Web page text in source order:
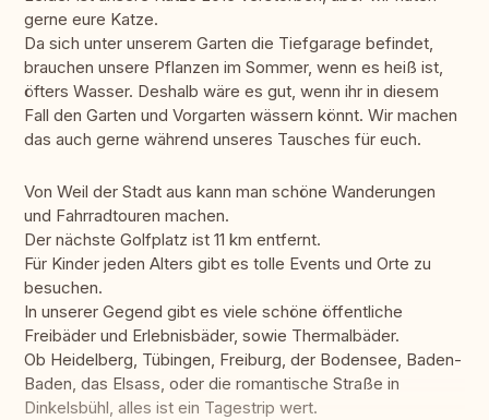
gerne eure Katze.
Da sich unter unserem Garten die Tiefgarage befindet,
brauchen unsere Pflanzen im Sommer, wenn es heiß ist,
öfters Wasser. Deshalb wäre es gut, wenn ihr in diesem
Fall den Garten und Vorgarten wässern könnt. Wir machen
das auch gerne während unseres Tausches für euch.
Von Weil der Stadt aus kann man schöne Wanderungen
und Fahrradtouren machen.
Der nächste Golfplatz ist 11 km entfernt.
Für Kinder jeden Alters gibt es tolle Events und Orte zu
besuchen.
In unserer Gegend gibt es viele schöne öffentliche
Freibäder und Erlebnisbäder, sowie Thermalbäder.
Ob Heidelberg, Tübingen, Freiburg, der Bodensee, Baden-
Baden, das Elsass, oder die romantische Straße in
Dinkelsbühl, alles ist ein Tagestrip wert.